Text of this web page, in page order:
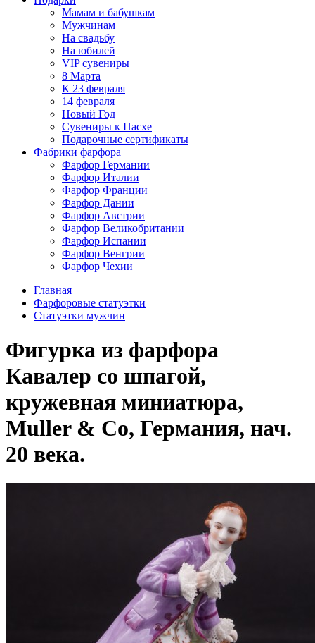
Мамам и бабушкам
Мужчинам
На свадьбу
На юбилей
VIP сувениры
8 Марта
К 23 февраля
14 февраля
Новый Год
Сувениры к Пасхе
Подарочные сертификаты
Фабрики фарфора
Фарфор Германии
Фарфор Италии
Фарфор Франции
Фарфор Дании
Фарфор Австрии
Фарфор Великобритании
Фарфор Испании
Фарфор Венгрии
Фарфор Чехии
Главная
Фарфоровые статуэтки
Статуэтки мужчин
Фигурка из фарфора
Кавалер со шпагой,
кружевная миниатюра,
Muller & Co, Германия, нач.
20 века.